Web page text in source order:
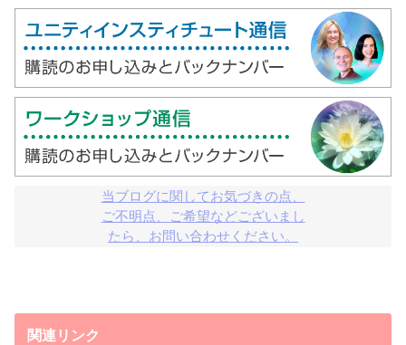
当ブログに関してお気づきの点、
ご不明点、ご希望などございまし
たら、お問い合わせください。
関連リンク